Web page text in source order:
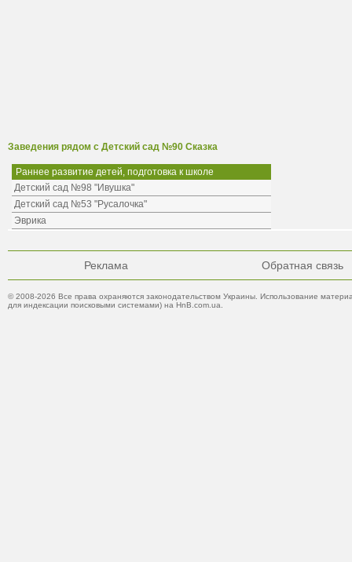
Заведения рядом с Детский сад №90 Сказка
Раннее развитие детей, подготовка к школе
Детский сад №98 "Ивушка"
Детский сад №53 "Русалочка"
Эврика
Реклама Обратная связь
© 2008-2026 Все права охраняются законодательством Украины. Использование
для индексации поисковыми системами) на HnB.com.ua.